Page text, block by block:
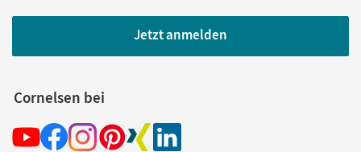
Jetzt anmelden
Cornelsen bei